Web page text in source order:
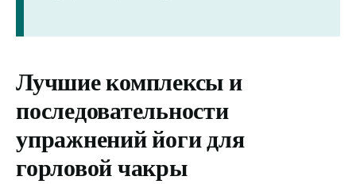
Лучшие комплексы и
последовательности
упражнений йоги для
горловой чакры